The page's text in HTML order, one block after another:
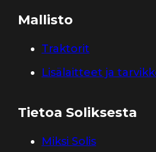
Mallisto
Traktorit
Lisälaitteet ja
Tietoa Soliksesta
Miksi Solis